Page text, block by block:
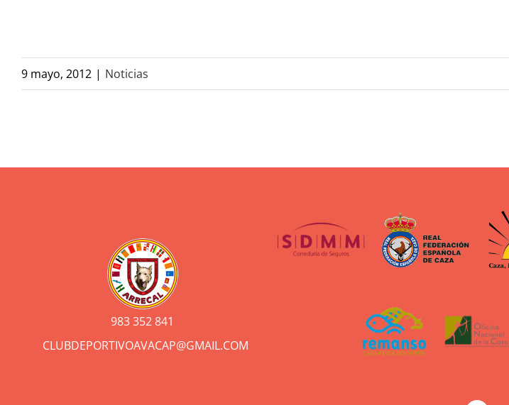
9 mayo, 2012 | Noticias
983 352 841
CLUBDEPORTIVOAVACAP@GMAIL.COM